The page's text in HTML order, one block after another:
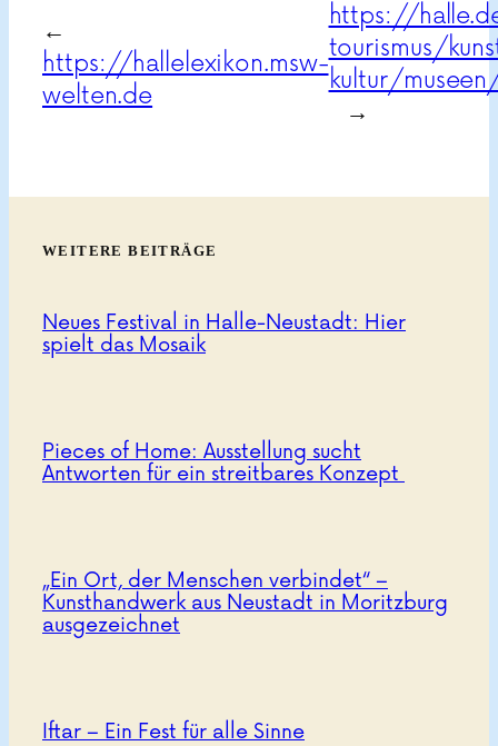
←
https://hallelexikon.msw-
welten.de
https://
tourismus/
kultur/
→
WEITERE BEITRÄGE
Neues Festival in Halle-Neustadt: Hier
spielt das Mosaik
Pieces of Home: Ausstellung sucht
Antworten für ein streitbares Konzept
„Ein Ort, der Menschen verbindet“ –
Kunsthandwerk aus Neustadt in Moritzburg
ausgezeichnet
Iftar – Ein Fest für alle Sinne